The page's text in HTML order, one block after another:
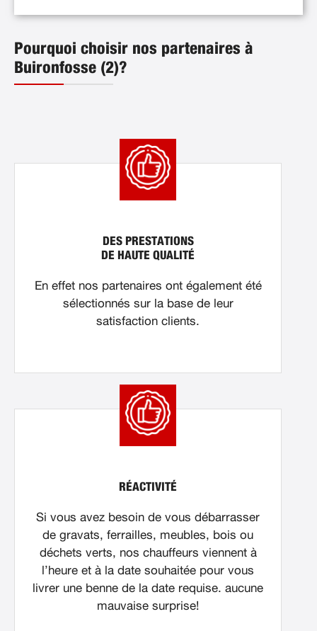
Pourquoi choisir nos partenaires à
Buironfosse (2)?
DES PRESTATIONS
DE HAUTE QUALITÉ
En effet nos partenaires ont également été
sélectionnés sur la base de leur
satisfaction clients.
RÉACTIVITÉ
Si vous avez besoin de vous débarrasser
de gravats, ferrailles, meubles, bois ou
déchets verts, nos chauffeurs viennent à
l’heure et à la date souhaitée pour vous
livrer une benne de la date requise. aucune
mauvaise surprise!